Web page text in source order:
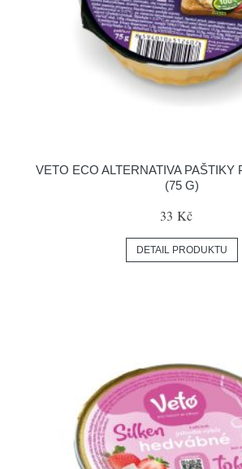
VETO ECO ALTERNATIVA PAŠTIKY
(75 G)
33 Kč
DETAIL PRODUKTU